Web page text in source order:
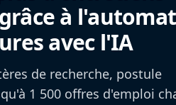
à
avec l'IA
de recherche, postule
1 500 offres d'emploi